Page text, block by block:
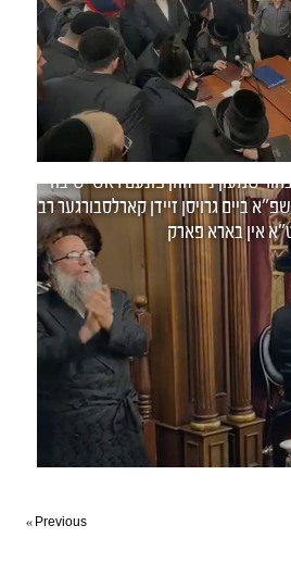
שמעון נ"י זוהן פונעם ראש ישיבה
ביים גרויסן זיידן קארלסבורגער רב
אין בארא פארק
« Previous